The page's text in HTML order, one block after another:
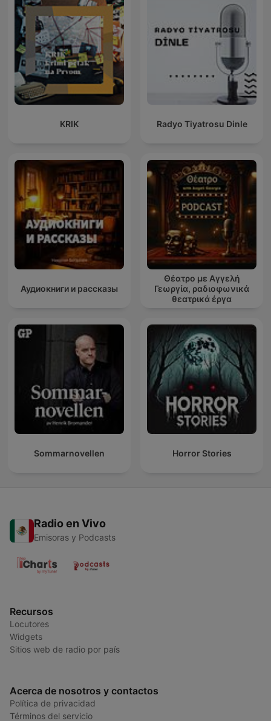
KRIK Radyo Tiyatrosu Dinle
Аудиокниги и рассказы
Θέατρο με Αγγελή
Γεωργία, ραδιοφωνικά
θεατρικά έργα
Sommarnovellen Horror Stories
Radio en Vivo
Emisoras y Podcasts
Recursos
Locutores
Widgets
Sitios web de radio por país
Acerca de nosotros y contactos
Política de privacidad
Términos del servicio